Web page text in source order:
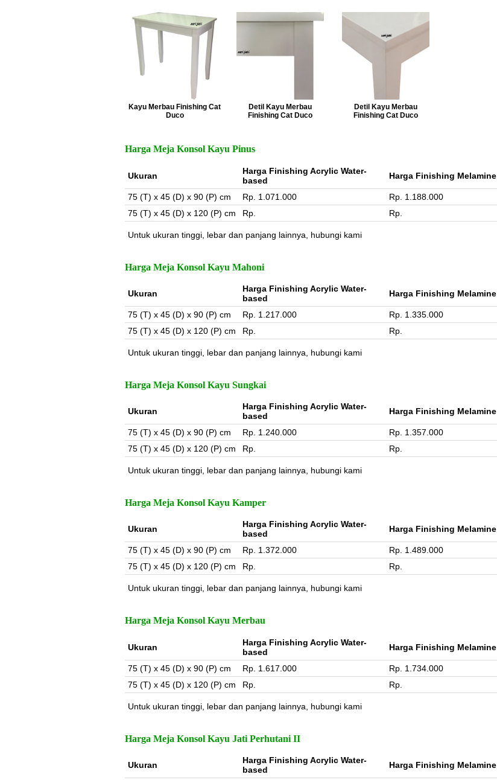
Kayu Merbau Finishing Cat
Duco
Detil Kayu Merbau
Finishing Cat Duco
Detil Kayu Merbau
Finishing Cat Duco
Harga Meja Konsol Kayu Pinus
Ukuran
Harga Finishing Acrylic Water-
based
Harga Finishing Melamine
75 (T) x 45 (D) x 90 (P) cm Rp. 1.071.000 Rp. 1.188.000
75 (T) x 45 (D) x 120 (P) cm
Rp. Rp.
Untuk ukuran tinggi, lebar dan panjang lainnya, hubungi kami
Harga Meja Konsol Kayu Mahoni
Ukuran
Harga Finishing Acrylic Water-
based
Harga Finishing Melamine
75 (T) x 45 (D) x 90 (P) cm Rp. 1.217.000 Rp. 1.335.000
75 (T) x 45 (D) x 120 (P) cm
Rp. Rp.
Untuk ukuran tinggi, lebar dan panjang lainnya, hubungi kami
Harga Meja Konsol Kayu Sungkai
Ukuran
Harga Finishing Acrylic Water-
based
Harga Finishing Melamine
75 (T) x 45 (D) x 90 (P) cm Rp. 1.240.000 Rp. 1.357.000
75 (T) x 45 (D) x 120 (P) cm
Rp. Rp.
Untuk ukuran tinggi, lebar dan panjang lainnya, hubungi kami
Harga Meja Konsol Kayu Kamper
Ukuran
Harga Finishing Acrylic Water-
based
Harga Finishing Melamine
75 (T) x 45 (D) x 90 (P) cm Rp. 1.372.000 Rp. 1.489.000
75 (T) x 45 (D) x 120 (P) cm
Rp. Rp.
Untuk ukuran tinggi, lebar dan panjang lainnya, hubungi kami
Harga Meja Konsol Kayu Merbau
Ukuran
Harga Finishing Acrylic Water-
based
Harga Finishing Melamine
75 (T) x 45 (D) x 90 (P) cm Rp. 1.617.000 Rp. 1.734.000
75 (T) x 45 (D) x 120 (P) cm
Rp. Rp.
Untuk ukuran tinggi, lebar dan panjang lainnya, hubungi kami
Harga Meja Konsol Kayu Jati Perhutani II
Ukuran
Harga Finishing Acrylic Water-
based
Harga Finishing Melamine